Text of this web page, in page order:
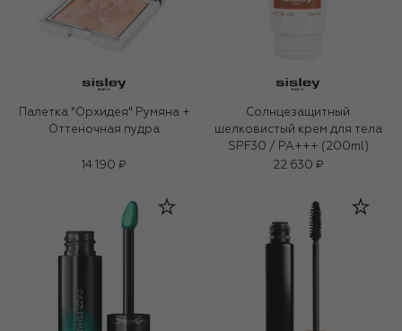
Палетка "Орхидея" Румяна +
Оттеночная пудра
14 190 ₽
Солнцезащитный
шелковистый крем для тела
SPF30 / PA+++ (200ml)
22 630 ₽